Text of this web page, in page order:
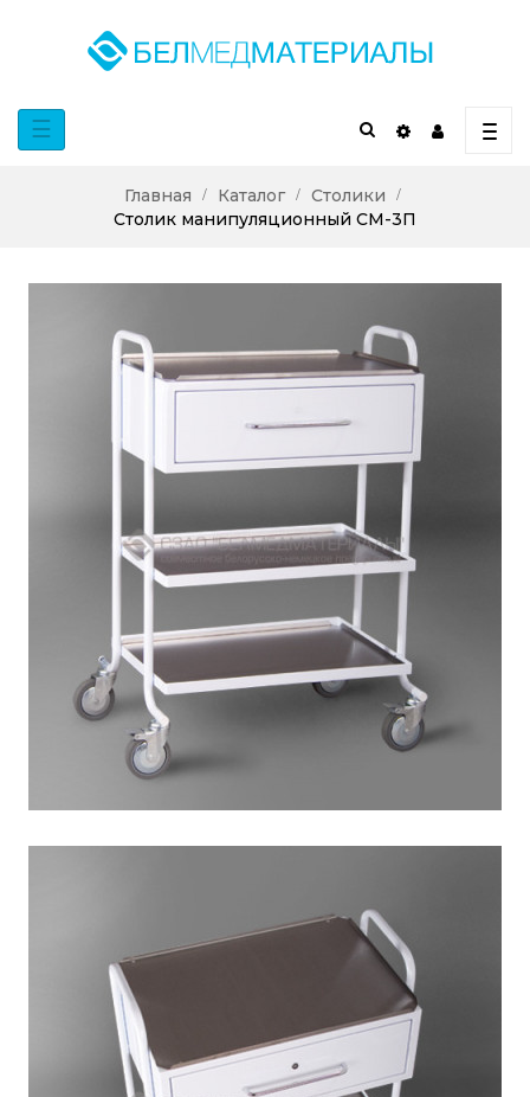
Toggle
☰
Главная Каталог
Столики
Столик манипуляционный СМ-3П